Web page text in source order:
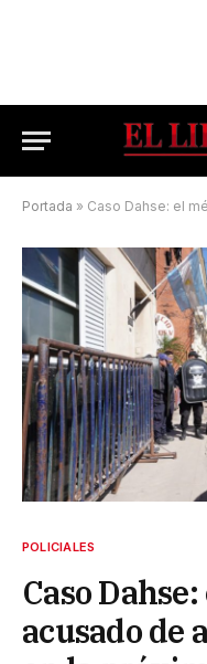
Portada » Caso Dahse: el médico
POLICIALES
Caso
acusado de